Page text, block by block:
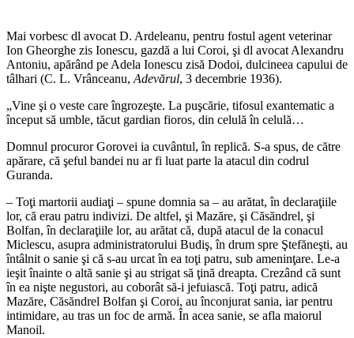
Mai vorbesc dl avocat D. Ardeleanu, pentru fostul agent veterinar
Ion Gheorghe zis Ionescu, gazdă a lui Coroi, şi dl avocat Alexandru
Antoniu, apărând pe Adela Ionescu zisă Dodoi, dulcineea capului de
tâlhari (C. L. Vrânceanu, Adevărul, 3 decembrie 1936).
„Vine şi o veste care îngrozeşte. La puşcărie, tifosul exantematic a
început să umble, tăcut gardian fioros, din celulă în celulă…
Domnul procuror Gorovei ia cuvântul, în replică. S-a spus, de către
apărare, că şeful bandei nu ar fi luat parte la atacul din codrul
Guranda.
– Toţi martorii audiaţi – spune domnia sa – au arătat, în declaraţiile
lor, că erau patru indivizi. De altfel, şi Mazăre, şi Căsăndrel, şi
Bolfan, în declaraţiile lor, au arătat că, după atacul de la conacul
Miclescu, asupra administratorului Budiş, în drum spre Ştefăneşti, au
întâlnit o sanie şi că s-au urcat în ea toţi patru, sub ameninţare. Le-a
ieşit înainte o altă sanie şi au strigat să ţină dreapta. Crezând că sunt
în ea nişte negustori, au coborât să-i jefuiască. Toţi patru, adică
Mazăre, Căsăndrel Bolfan şi Coroi, au înconjurat sania, iar pentru
intimidare, au tras un foc de armă. În acea sanie, se afla maiorul
Manoil.